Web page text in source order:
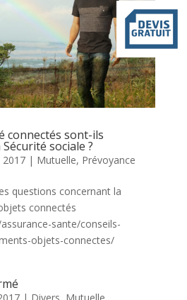
connectés sont-ils
sociale ?
2017| Mutuelle, Prévoyance
questions concernant la
connectés
sante/conseils-
objets-connectes/